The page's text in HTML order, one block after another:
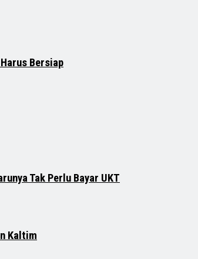
Bersiap
Tak Perlu Bayar UKT
Kaltim